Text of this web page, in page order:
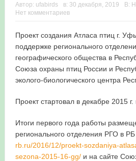
Участие башкирских
численности птиц в европейской
«Весенняя перекличка-2026»
в Республике Башкортостан в 2026
Автор: ufabirds в: 30 декабря, 2019 В:
Нет комментариев
Проект создания Атласа птиц г.
поддержке регионального
географического общества в
Союза охраны птиц России и
эколого-биологического центра
Проект стартовал в декабре 2015
Итоги первого года работы
регионального отделения РГО в РБ
rb.ru/2016/12/proekt-sozdaniya-
sezona-2015-16-gg/и на сайте